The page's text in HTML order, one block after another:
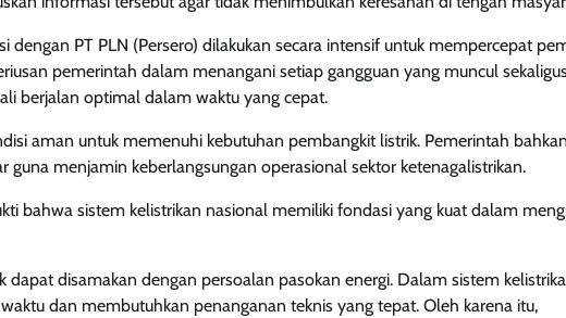
PT PLN (Persero) dilakukan secara intensif untuk mempercepat
pemerintah dalam menangani setiap gangguan yang muncul
berjalan optimal dalam waktu yang cepat.
aman untuk memenuhi kebutuhan pembangkit listrik. Pemerintah
menjamin keberlangsungan operasional sektor ketenagalistrikan.
bahwa sistem kelistrikan nasional memiliki fondasi yang kuat dalam
disamakan dengan persoalan pasokan energi. Dalam sistem
dan membutuhkan penanganan teknis yang tepat. Oleh karena itu,